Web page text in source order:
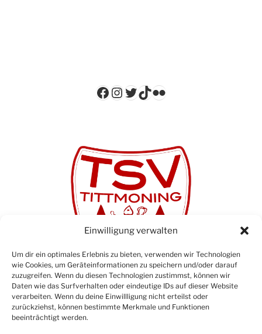
Einwilligung verwalten
Um dir ein optimales Erlebnis zu bieten, verwenden wir Technologien
wie Cookies, um Geräteinformationen zu speichern und/oder darauf
zuzugreifen. Wenn du diesen Technologien zustimmst, können wir
Daten wie das Surfverhalten oder eindeutige IDs auf dieser Website
verarbeiten. Wenn du deine Einwillligung nicht erteilst oder
zurückziehst, können bestimmte Merkmale und Funktionen
beeinträchtigt werden.
Facebook
Instagram
Twitter
TikTok
Flickr